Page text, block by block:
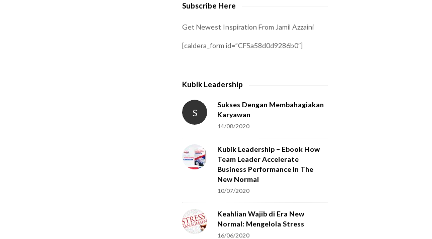
Subscribe Here
Get Newest Inspiration From Jamil Azzaini
[caldera_form id=”CF5a58d0d9286b0″]
Kubik Leadership
S
Sukses Dengan Membahagiakan
Karyawan
14/08/2020
Kubik Leadership – Ebook How
Team Leader Accelerate
Business Performance In The
New Normal
10/07/2020
Keahlian Wajib di Era New
Normal: Mengelola Stress
16/06/2020